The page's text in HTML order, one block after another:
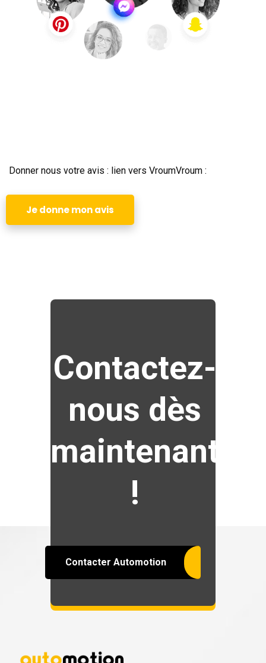
Donner nous votre avis : lien vers VroumVroum :
Je donne mon avis
Contactez-
nous dès
maintenant
!
Contacter Automotion